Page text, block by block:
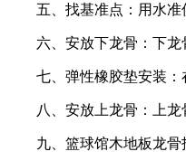
五、找基准点：用水准仪
六、安放下龙骨：下龙骨
七、弹性橡胶垫安装：在
八、安放上龙骨：上龙骨
九、篮球馆木地板龙骨找